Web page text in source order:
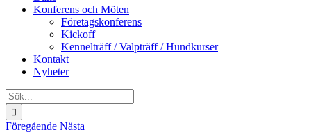
Konferens och Möten
Företagskonferens
Kickoff
Kennelträff / Valpträff / Hundkurser
Kontakt
Nyheter
Sök
efter:
Föregående Nästa